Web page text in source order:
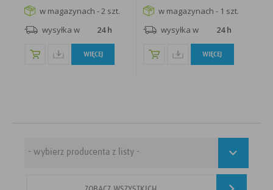
w magazynach - 2 szt.
wysyłka w
24 h
WIĘCEJ
w magazynach - 1 szt.
wysyłka w
24 h
WIĘCEJ